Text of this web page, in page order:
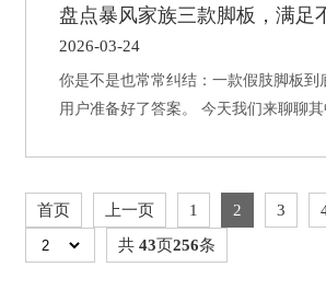
盘点暴风家族三款脚板，满足
2026-03-24
你是不是也常常纠结：一款假肢脚板
用户准备好了答案。 今天我们来聊聊
首页 上一页 1 2 3
共 43页256条